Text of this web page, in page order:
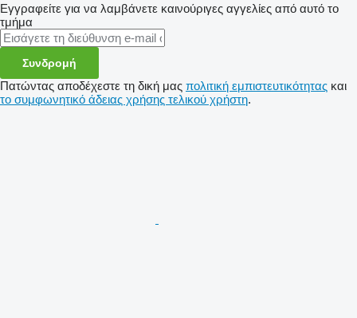
Εγγραφείτε για να λαμβάνετε καινούριγες αγγελίες από αυτό το
τμήμα
Συνδρομή
Πατώντας αποδέχεστε τη δική μας πολιτική εμπιστευτικότητας και
το συμφωνητικό άδειας χρήσης τελικού χρήστη.